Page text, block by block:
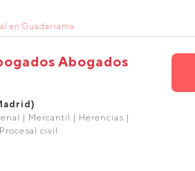
en Guadarrama
Abogados
| Mercantil | Herencias |
civil